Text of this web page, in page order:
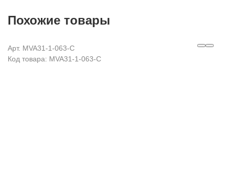
Похожие товары
Арт. MVA31-1-063-C
Код товара: MVA31-1-063-C